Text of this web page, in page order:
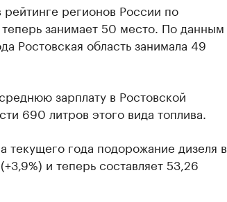
регионов России по
занимает 50 место. По данным
Ростовская область занимала 49
зарплату в Ростовской
690 литров этого вида топлива.
текущего года подорожание дизеля в
и теперь составляет 53,26